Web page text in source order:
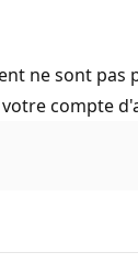
ne sont pas
compte